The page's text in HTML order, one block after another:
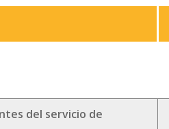
del servicio de